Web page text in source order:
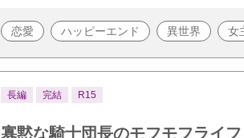
恋愛 ハッピーエンド 異世界 女
長編 完結 R15
寡黙な騎士団長のモフモフライ